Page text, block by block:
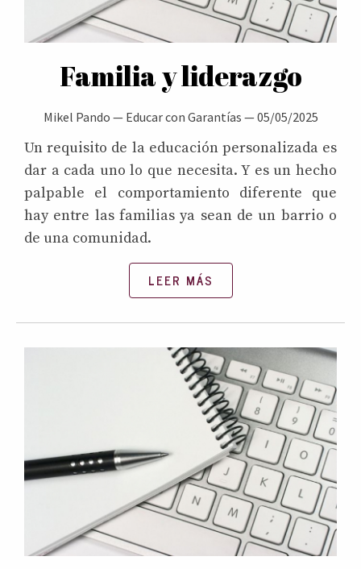
Familia y liderazgo
Mikel Pando — Educar con Garantías —05/05/2025
Un requisito de la educación personalizada es
dar a cada uno lo que necesita. Y es un hecho
palpable el comportamiento diferente que
hay entre las familias ya sean de un barrio o
de una comunidad.
LEER MÁS